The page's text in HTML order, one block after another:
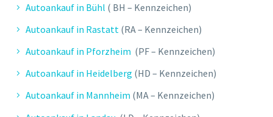
Autoankauf in Bühl ( BH – Kennzeichen)
Autoankauf in Rastatt (RA – Kennzeichen)
Autoankauf in Pforzheim (PF – Kennzeichen)
Autoankauf in Heidelberg (HD – Kennzeichen)
Autoankauf in Mannheim (MA – Kennzeichen)